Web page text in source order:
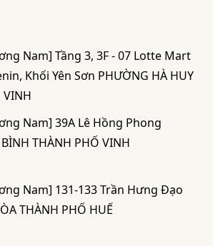
Nam] Tầng 3, 3F - 07 Lotte Mart
Khối Yên Sơn PHƯỜNG HÀ HUY
VINH
Nam] 39A Lê Hồng Phong
THÀNH PHỐ VINH
Nam] 131-133 Trần Hưng Đạo
THÀNH PHỐ HUẾ